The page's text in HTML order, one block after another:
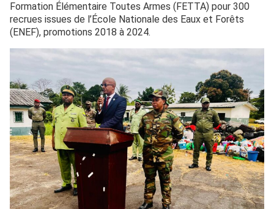
Formation Élémentaire Toutes Armes (FETTA) pour 300
recrues issues de l’École Nationale des Eaux et Forêts
(ENEF), promotions 2018 à 2024.